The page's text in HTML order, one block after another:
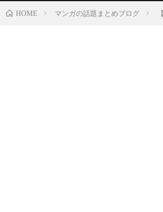
HOME マンガの話題まとめブログ